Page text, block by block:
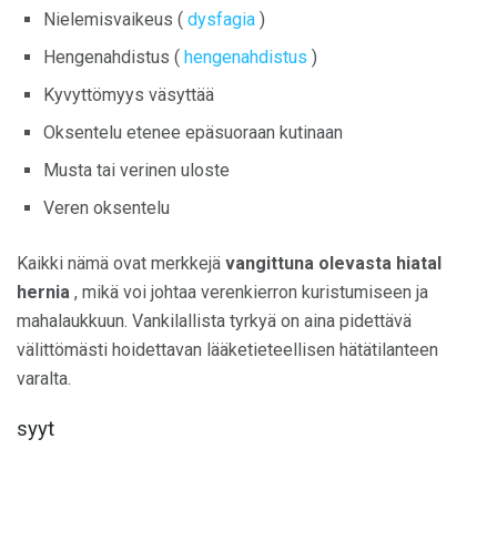
Nielemisvaikeus ( dysfagia )
Hengenahdistus ( hengenahdistus )
Kyvyttömyys väsyttää
Oksentelu etenee epäsuoraan kutinaan
Musta tai verinen uloste
Veren oksentelu
Kaikki nämä ovat merkkejä vangittuna olevasta hiatal
hernia , mikä voi johtaa verenkierron kuristumiseen ja
mahalaukkuun. Vankilallista tyrkyä on aina pidettävä
välittömästi hoidettavan lääketieteellisen hätätilanteen
varalta.
syyt